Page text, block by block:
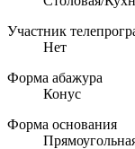
Участник
Нет
Форма абажура
Конус
Форма основания